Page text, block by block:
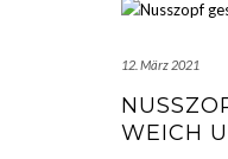
12. März 2021
WEICH